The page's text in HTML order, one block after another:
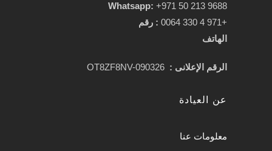
Whatsapp: +971 50 213 9688
+971 4 330 0064
: رقم
الهاتف
الرقم الإعلانى :
عن العيادة
معلومات عنا